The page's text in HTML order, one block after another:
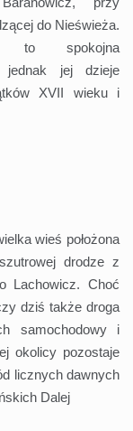
do Nieświeża.
to spokojna
jednak jej dzieje
XVII wieku i
wieś położona
drodze z
Lachowicz. Choć
dziś także droga
samochodowy i
okolicy pozostaje
licznych dawnych
Dalej